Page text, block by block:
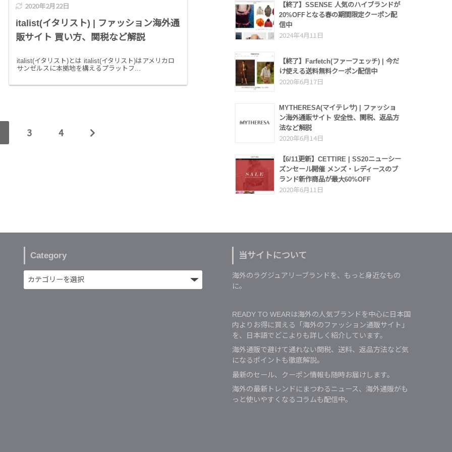
2020年2月22日
italist(イタリスト) | ファッション海外通
販サイト 買い方、関税など解説
italist(イタリスト)とは italist(イタリスト)はアメリカロ
サンゼルスに本拠地を構えるプラットフ...
3 4
【終了】SSENSE 人気のハイブランドが
20%OFFとなる春の期間限定クーポン配
信中
2024年4月11日
【終了】Farfetch(ファーフェッチ) | 今だ
け使える送料無料クーポン配信中
2020年6月17日
MYTHERESA(マイテレサ) | ファッショ
ン海外通販サイト 安全性、関税、返品方
法など解説
2020年6月14日
【6/11更新】CETTIRE | SS20ニューシー
ズンセール開催 メンズ・レディースのブ
ランド新作商品が最大60%OFF
2020年6月11日
Category 当サイトについて
海外のラグジュアリーブランドを、もっと身近なもの
に。
READY TO WEARは海外の人気ブランドを中心に日本国
内よりお得に買える「海外のファッション通販サイト」
を、日本語でどこよりも詳しく紹介しています。
海外通販で避けて通れない関税、送料、返品方法など気
になるポイントも徹底解説。
最新のセール、クーポン情報も随時お届けします。
海外の最新トレンドにまつわるニュース、海外通販がも
っと使いやすくなるコラムも配信中。